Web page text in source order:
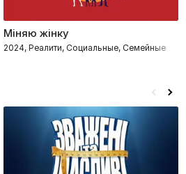
Дети, Семейные
Міняю жінку
2024, Реалити, Социальные, Семейные